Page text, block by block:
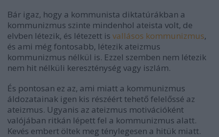
Bár igaz, hogy a kommunista diktatúrákban a
kommunizmus szinte mindenhol ateista volt, de
elvben létezik, és létezett is vallásos kommunizmus,
és ami még fontosabb, létezik ateizmus
kommunizmus nélkül is. Ezzel szemben nem létezik
nem hit nélküli kereszténység vagy iszlám.
És pontosan ez az, ami miatt a kommunizmus
áldozatainak igen kis részéért tehető felelőssé az
ateizmus. Ugyanis az ateizmus motivációként
valójában ritkán lépett fel a kommunizmus alatt.
Kevés embert öltek meg ténylegesen a hitük miatt.